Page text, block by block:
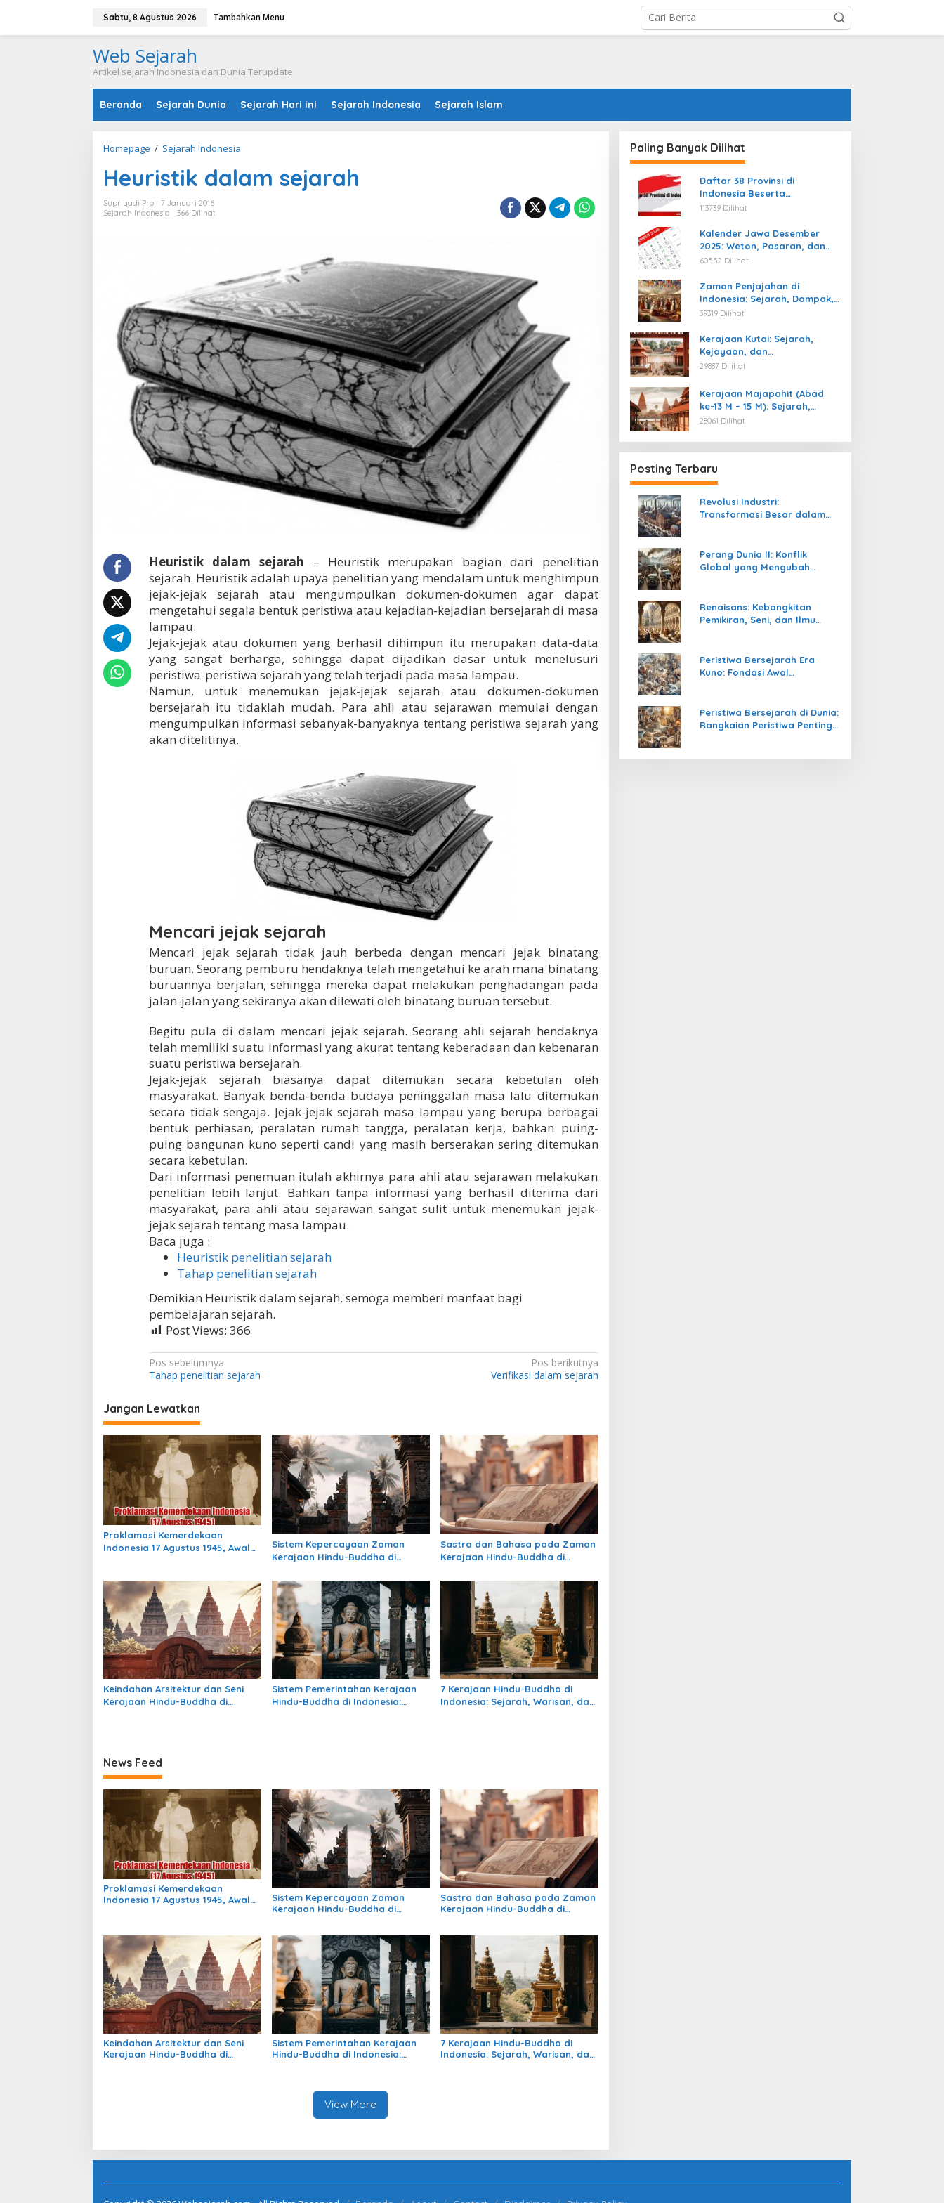
Sabtu, 8 Agustus 2026 Tambahkan Menu
Web Sejarah
Artikel sejarah Indonesia dan Dunia Terupdate
Beranda Sejarah Dunia Sejarah Hari ini Sejarah Indonesia Sejarah Islam
Homepage / Sejarah Indonesia
u
r
a
l
a
m
s
e
j
a
r
a
h
Heuristik dalam sejarah
Supriyadi Pro
7 Januari 2016
Sejarah Indonesia
366 Dilihat
Heuristik dalam sejarah – Heuristik merupakan bagian dari penelitian
sejarah. Heuristik adalah upaya penelitian yang mendalam untuk menghimpun
jejak-jejak sejarah atau mengumpulkan dokumen-dokumen agar dapat
mengetahui segala bentuk peristiwa atau kejadian-kejadian bersejarah di masa
lampau.
Jejak-jejak atau dokumen yang berhasil dihimpun itu merupakan data-data
yang sangat berharga, sehingga dapat dijadikan dasar untuk menelusuri
peristiwa-peristiwa sejarah yang telah terjadi pada masa lampau.
Namun, untuk menemukan jejak-jejak sejarah atau dokumen-dokumen
bersejarah itu tidaklah mudah. Para ahli atau sejarawan memulai dengan
mengumpulkan informasi sebanyak-banyaknya tentang peristiwa sejarah yang
akan ditelitinya.
Mencari jejak sejarah
Mencari jejak sejarah tidak jauh berbeda dengan mencari jejak binatang
buruan. Seorang pemburu hendaknya telah mengetahui ke arah mana binatang
buruannya berjalan, sehingga mereka dapat melakukan penghadangan pada
jalan-jalan yang sekiranya akan dilewati oleh binatang buruan tersebut.
Begitu pula di dalam mencari jejak sejarah. Seorang ahli sejarah hendaknya
telah memiliki suatu informasi yang akurat tentang keberadaan dan kebenaran
suatu peristiwa bersejarah.
Jejak-jejak sejarah biasanya dapat ditemukan secara kebetulan oleh
masyarakat. Banyak benda-benda budaya peninggalan masa lalu ditemukan
secara tidak sengaja. Jejak-jejak sejarah masa lampau yang berupa berbagai
bentuk perhiasan, peralatan rumah tangga, peralatan kerja, bahkan puing-
puing bangunan kuno seperti candi yang masih berserakan sering ditemukan
secara kebetulan.
Dari informasi penemuan itulah akhirnya para ahli atau sejarawan melakukan
penelitian lebih lanjut. Bahkan tanpa informasi yang berhasil diterima dari
masyarakat, para ahli atau sejarawan sangat sulit untuk menemukan jejak-
jejak sejarah tentang masa lampau.
Baca juga :
Heuristik penelitian sejarah
Tahap penelitian sejarah
Demikian Heuristik dalam sejarah, semoga memberi manfaat bagi
pembelajaran sejarah.
Post Views: 366
N
a
v
i
g
a
s
i
p
o
Pos sebelumnya
Tahap penelitian sejarah
Pos berikutnya
Verifikasi dalam sejarah
Jangan Lewatkan
Proklamasi Kemerdekaan
Indonesia 17 Agustus 1945, Awal
Sistem Kepercayaan Zaman
Kerajaan Hindu-Buddha di
Masih Bertahan
Sastra dan Bahasa pada Zaman
Kerajaan Hindu-Buddha di
Keindahan Arsitektur dan Seni
Kerajaan Hindu-Buddha di
Sistem Pemerintahan Kerajaan
Hindu-Buddha di Indonesia:
7 Kerajaan Hindu-Buddha di
Indonesia: Sejarah, Warisan, dan
News Feed
Proklamasi Kemerdekaan
Indonesia 17 Agustus 1945, Awal
Sistem Kepercayaan Zaman
Kerajaan Hindu-Buddha di
Sastra dan Bahasa pada Zaman
Kerajaan Hindu-Buddha di
Keindahan Arsitektur dan Seni
Kerajaan Hindu-Buddha di
Sistem Pemerintahan Kerajaan
Hindu-Buddha di Indonesia:
7 Kerajaan Hindu-Buddha di
Indonesia: Sejarah, Warisan, dan
View More
Paling Banyak Dilihat
Daftar 38 Provinsi di
Indonesia Beserta
Ibukotanya Terbaru
113739 Dilihat
Kalender Jawa Desember
2025: Weton, Pasaran, dan
Hari Baik
60552 Dilihat
Zaman Penjajahan di
Indonesia: Sejarah, Dampak,
dan Perjuangan Menuju
39319 Dilihat
Kerajaan Kutai: Sejarah,
Kejayaan, dan
Peninggalannya (Abad ke-4
29887 Dilihat
Kerajaan Majapahit (Abad
ke-13 M – 15 M): Sejarah,
Kejayaan, dan
28061 Dilihat
Posting Terbaru
Revolusi Industri:
Transformasi Besar dalam
Perang Dunia II: Konflik
Global yang Mengubah
Renaisans: Kebangkitan
Pemikiran, Seni, dan Ilmu
Peristiwa Bersejarah Era
Kuno: Fondasi Awal
Peristiwa Bersejarah di Dunia:
Rangkaian Peristiwa Penting